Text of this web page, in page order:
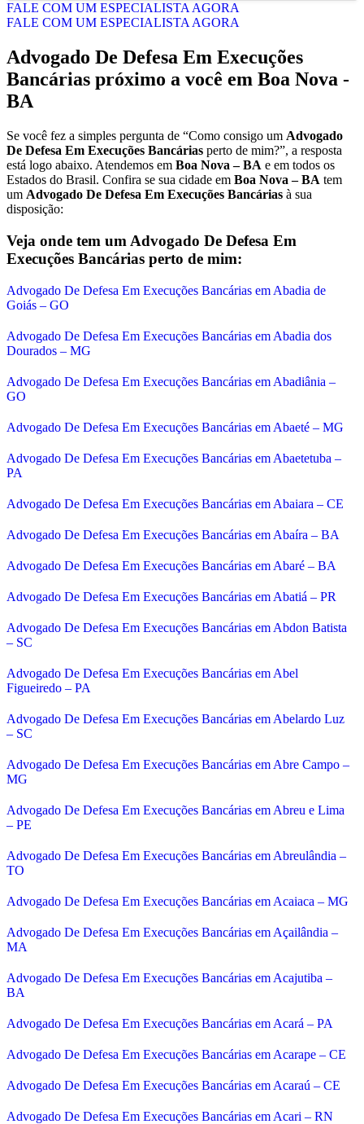
FALE COM UM ESPECIALISTA AGORA
FALE COM UM ESPECIALISTA AGORA
Advogado De Defesa Em Execuções
Bancárias próximo a você em Boa Nova -
BA
Se você fez a simples pergunta de “Como consigo um Advogado
De Defesa Em Execuções Bancárias perto de mim?”, a resposta
está logo abaixo. Atendemos em Boa Nova – BA e em todos os
Estados do Brasil. Confira se sua cidade em Boa Nova – BA tem
um Advogado De Defesa Em Execuções Bancárias à sua
disposição:
Veja onde tem um Advogado De Defesa Em
Execuções Bancárias perto de mim:
Advogado De Defesa Em Execuções Bancárias em Abadia de
Goiás – GO
Advogado De Defesa Em Execuções Bancárias em Abadia dos
Dourados – MG
Advogado De Defesa Em Execuções Bancárias em Abadiânia –
GO
Advogado De Defesa Em Execuções Bancárias em Abaeté – MG
Advogado De Defesa Em Execuções Bancárias em Abaetetuba –
PA
Advogado De Defesa Em Execuções Bancárias em Abaiara – CE
Advogado De Defesa Em Execuções Bancárias em Abaíra – BA
Advogado De Defesa Em Execuções Bancárias em Abaré – BA
Advogado De Defesa Em Execuções Bancárias em Abatiá – PR
Advogado De Defesa Em Execuções Bancárias em Abdon Batista
– SC
Advogado De Defesa Em Execuções Bancárias em Abel
Figueiredo – PA
Advogado De Defesa Em Execuções Bancárias em Abelardo Luz
– SC
Advogado De Defesa Em Execuções Bancárias em Abre Campo –
MG
Advogado De Defesa Em Execuções Bancárias em Abreu e Lima
– PE
Advogado De Defesa Em Execuções Bancárias em Abreulândia –
TO
Advogado De Defesa Em Execuções Bancárias em Acaiaca – MG
Advogado De Defesa Em Execuções Bancárias em Açailândia –
MA
Advogado De Defesa Em Execuções Bancárias em Acajutiba –
BA
Advogado De Defesa Em Execuções Bancárias em Acará – PA
Advogado De Defesa Em Execuções Bancárias em Acarape – CE
Advogado De Defesa Em Execuções Bancárias em Acaraú – CE
Advogado De Defesa Em Execuções Bancárias em Acari – RN